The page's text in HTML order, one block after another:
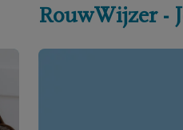
RouwWijzer -